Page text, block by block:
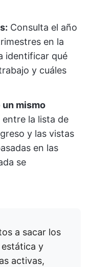
Consulta el año
en la
identificar qué
y cuáles
mismo
entre la lista de
y las vistas
en las
se
a sacar los
estática y
activas,